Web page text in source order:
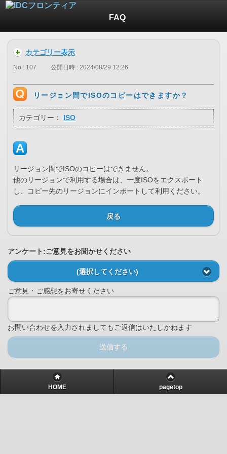
FAQ
カテゴリー表示
No : 107 公開日時 : 2024/08/29 12:26
リージョン間でISOのコピーはできますか？
カテゴリー： ISO
リージョン間でISOのコピーはできません。
他のリージョンで利用する場合は、一度ISOをエクスポート
し、コピー先のリージョンにインポートして利用ください。
戻る
アンケート:ご意見をお聞かせください
(選択してください)
ご意見・ご感想をお寄せください
お問い合わせを入力されましてもご返信はいたしかねます
送信する
HOME pagetop